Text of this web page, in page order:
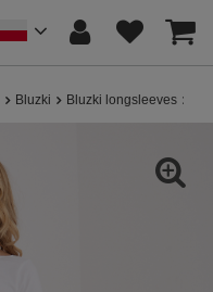
Bluzki Bluzki longsleeves